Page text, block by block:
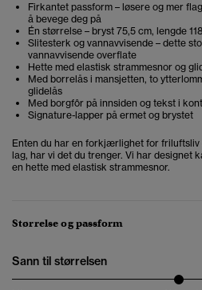
Firkantet passform – løsere og mer
å bevege deg på
Én størrelse – bryst 75,5 cm, lengde
Slitesterk og vannavvisende – dette
vannavvisende overflate
Hette med elastisk strammesnor og
Med borrelås i mansjetten, to
glidelås
Med borgfôr på innsiden og tekst i
Signature-lapper på ermet og brystet
Enten du har en forkjærlighet for
lag, har vi det du trenger. Vi har designet
en hette med elastisk strammesnor.
Størrelse og passform
Sann til størrelsen